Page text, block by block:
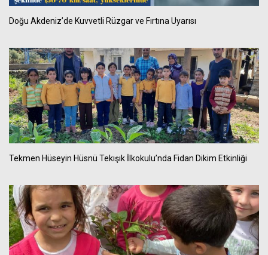
Doğu Akdeniz’de Kuvvetli Rüzgar ve Fırtına Uyarısı
Tekmen Hüseyin Hüsnü Tekışık İlkokulu’nda Fidan Dikim Etkinliği